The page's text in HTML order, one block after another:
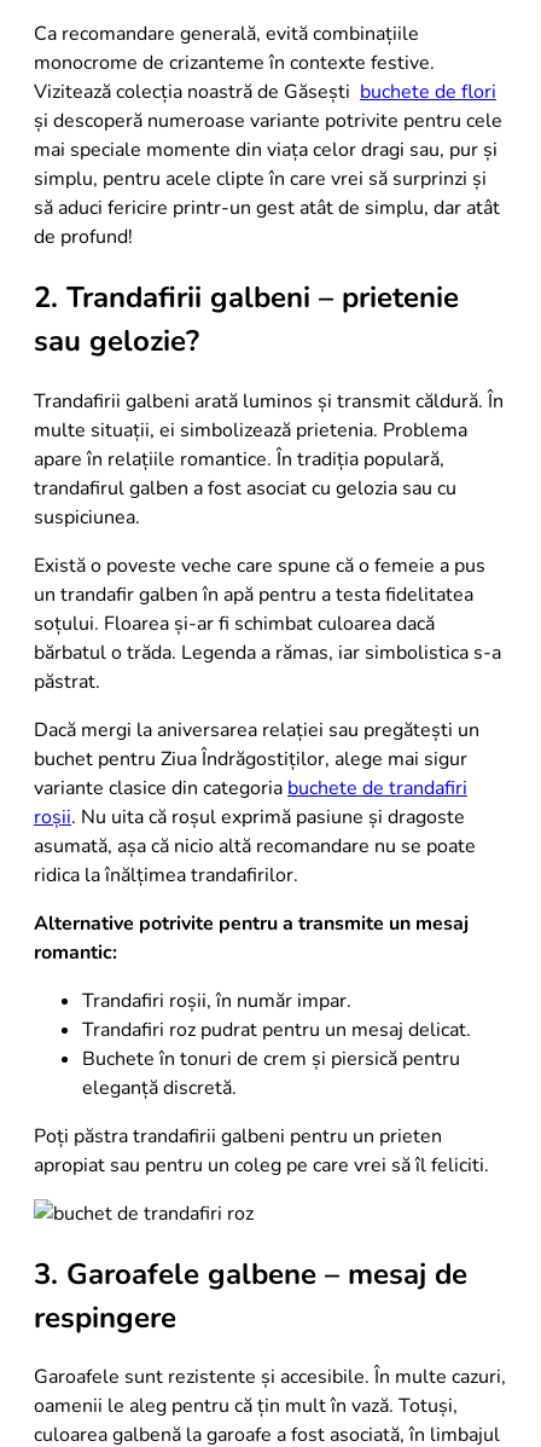
Ca recomandare generală, evită combinațiile
monocrome de crizanteme în contexte festive.
Vizitează colecția noastră de Găsești buchete de flori
și descoperă numeroase variante potrivite pentru cele
mai speciale momente din viața celor dragi sau, pur și
simplu, pentru acele clipte în care vrei să surprinzi și
să aduci fericire printr-un gest atât de simplu, dar atât
de profund!
2. Trandafirii galbeni – prietenie
sau gelozie?
Trandafirii galbeni arată luminos și transmit căldură. În
multe situații, ei simbolizează prietenia. Problema
apare în relațiile romantice. În tradiția populară,
trandafirul galben a fost asociat cu gelozia sau cu
suspiciunea.
Există o poveste veche care spune că o femeie a pus
un trandafir galben în apă pentru a testa fidelitatea
soțului. Floarea și-ar fi schimbat culoarea dacă
bărbatul o trăda. Legenda a rămas, iar simbolistica s-a
păstrat.
Dacă mergi la aniversarea relației sau pregătești un
buchet pentru Ziua Îndrăgostiților, alege mai sigur
variante clasice din categoria buchete de trandafiri
roșii. Nu uita că roșul exprimă pasiune și dragoste
asumată, așa că nicio altă recomandare nu se poate
ridica la înălțimea trandafirilor.
Alternative potrivite pentru a transmite un mesaj
romantic:
Trandafiri roșii, în număr impar.
Trandafiri roz pudrat pentru un mesaj delicat.
Buchete în tonuri de crem și piersică pentru
eleganță discretă.
Poți păstra trandafirii galbeni pentru un prieten
apropiat sau pentru un coleg pe care vrei să îl feliciti.
3. Garoafele galbene – mesaj de
respingere
Garoafele sunt rezistente și accesibile. În multe cazuri,
oamenii le aleg pentru că țin mult în vază. Totuși,
culoarea galbenă la garoafe a fost asociată, în limbajul